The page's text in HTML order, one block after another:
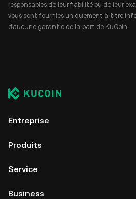
responsables de leur fiabilité ou de leur
vous sont fournies uniquement à titre
d'aucune garantie de la part de KuCoin.
Entreprise
Produits
Service
Business